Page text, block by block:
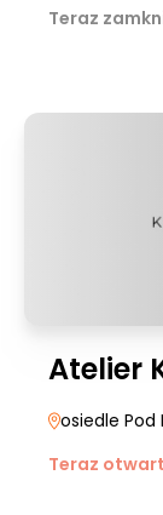
Teraz
Atelier
osiedle Pod
Teraz